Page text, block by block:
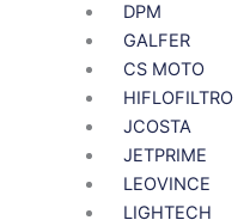
DPM
GALFER
CS MOTO
HIFLOFILTRO
JCOSTA
JETPRIME
LEOVINCE
LIGHTECH